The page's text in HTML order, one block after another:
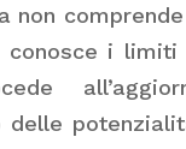
non
conosce i
delle